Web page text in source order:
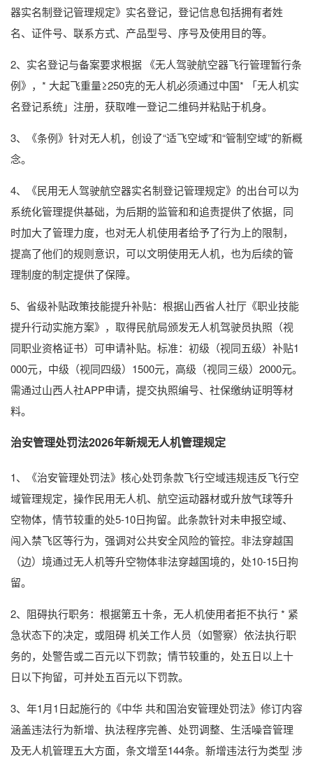
器实名制登记管理规定》实名登记，登记信息包括拥有者姓
名、证件号、联系方式、产品型号、序号及使用目的等。
2、实名登记与备案要求根据 《无人驾驶航空器飞行管理暂行条
例》，* 大起飞重量≥250克的无人机必须通过中国* 「无人机实
名登记系统」注册，获取唯一登记二维码并粘贴于机身。
3、《条例》针对无人机，创设了“适飞空域”和“管制空域”的新概
念。
4、《民用无人驾驶航空器实名制登记管理规定》的出台可以为
系统化管理提供基础，为后期的监管和和追责提供了依据，同
时加大了管理力度，也对无人机使用者给予了行为上的限制，
提高了他们的规则意识，可以文明使用无人机，也为后续的管
理制度的制定提供了保障。
5、省级补贴政策技能提升补贴：根据山西省人社厅《职业技能
提升行动实施方案》，取得民航局颁发无人机驾驶员执照（视
同职业资格证书）可申请补贴。标准：初级（视同五级）补贴1
000元，中级（视同四级）1500元，高级（视同三级）2000元。
需通过山西人社APP申请，提交执照编号、社保缴纳证明等材
料。
治安管理处罚法2026年新规无人机管理规定
1、《治安管理处罚法》核心处罚条款飞行空域违规违反飞行空
域管理规定，操作民用无人机、航空运动器材或升放气球等升
空物体，情节较重的处5-10日拘留。此条款针对未申报空域、
闯入禁飞区等行为，强调对公共安全风险的管控。非法穿越国
（边）境通过无人机等升空物体非法穿越国境的，处10-15日拘
留。
2、阻碍执行职务：根据第五十条，无人机使用者拒不执行 * 紧
急状态下的决定，或阻碍 机关工作人员（如警察）依法执行职
务的，处警告或二百元以下罚款；情节较重的，处五日以上十
日以下拘留，可并处五百元以下罚款。
3、年1月1日起施行的《中华 共和国治安管理处罚法》修订内容
涵盖违法行为新增、执法程序完善、处罚调整、生活噪音管理
及无人机管理五大方面，条文增至144条。新增违法行为类型 涉